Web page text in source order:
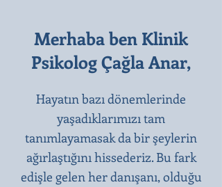
Merhaba ben Klinik
Psikolog Çağla Anar,
Hayatın bazı dönemlerinde
yaşadıklarımızı tam
tanımlayamasak da bir şeylerin
ağırlaştığını hissederiz. Bu fark
edişle gelen her danışanı, olduğu